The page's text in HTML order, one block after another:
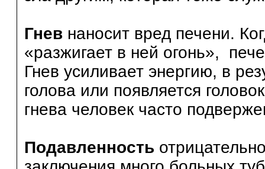
Гнев наносит вред печени.
«разжигает в ней огонь»,
Гнев усиливает энергию, в
голова или появляется
гнева человек часто
Подавленность